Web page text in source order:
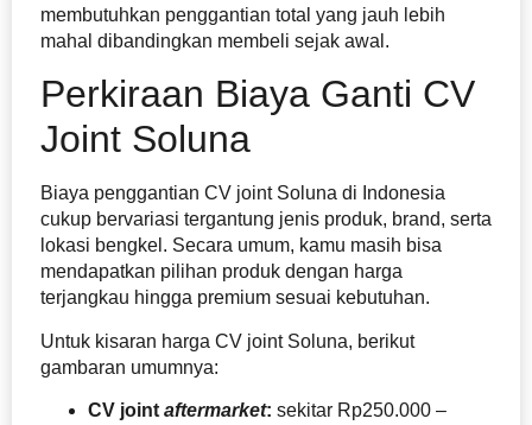
membutuhkan penggantian total yang jauh lebih
mahal dibandingkan membeli sejak awal.
Perkiraan Biaya Ganti CV
Joint Soluna
Biaya penggantian CV joint Soluna di Indonesia
cukup bervariasi tergantung jenis produk, brand, serta
lokasi bengkel. Secara umum, kamu masih bisa
mendapatkan pilihan produk dengan harga
terjangkau hingga premium sesuai kebutuhan.
Untuk kisaran harga CV joint Soluna, berikut
gambaran umumnya:
CV joint aftermarket: sekitar Rp250.000 –